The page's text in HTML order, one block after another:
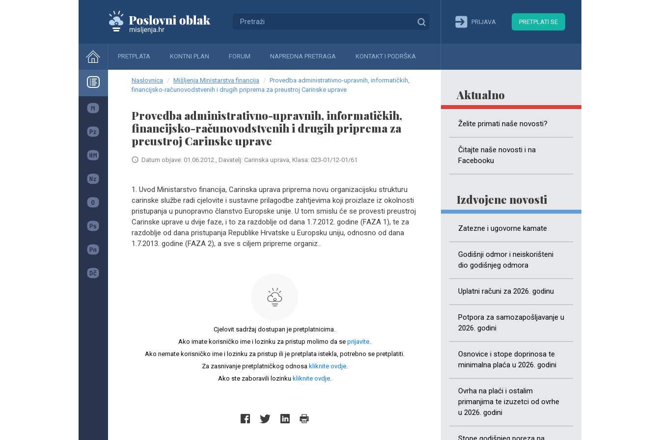
PRIJAVA PRETPLATI SE
PRETPLATA KONTNI PLAN FORUM NAPREDNA PRETRAGA KONTAKT I PODRŠKA
Aktualno
Želite primati naše novosti?
Čitajte naše novosti i na
Facebooku
Izdvojene novosti
Zatezne i ugovorne kamate
Godišnji odmor i neiskorišteni
dio godišnjeg odmora
Uplatni računi za 2026. godinu
Potpora za samozapošljavanje u
2026. godini
Osnovice i stope doprinosa te
minimalna plaća u 2026. godini
Ovrha na plaći i ostalim
primanjima te izuzetci od ovrhe
u 2026. godini
Naslovnica Mišljenja Ministarstva financija
Provedba administrativno-upravnih, informatičkih,
financijsko-računovodstvenih i drugih priprema za preustroj Carinske uprave
Provedba administrativno-upravnih, informatičkih,
financijsko-računovodstvenih i drugih priprema za
preustroj Carinske uprave
Datum objave: 01.06.2012., Davatelj: Carinska uprava, Klasa: 023-01/12-01/61
1. Uvod Ministarstvo financija, Carinska uprava priprema novu organizacijsku strukturu
carinske službe radi cjelovite i sustavne prilagodbe zahtjevima koji proizlaze iz okolnosti
pristupanja u punopravno članstvo Europske unije. U tom smislu će se provesti preustroj
Carinske uprave u dvije faze, i to za razdoblje od dana 1.7.2012. godine (FAZA 1), te za
razdoblje od dana pristupanja Republike Hrvatske u Europsku uniju, odnosno od dana
1.7.2013. godine (FAZA 2), a sve s ciljem pripreme organiz..
Cjelovit sadržaj dostupan je pretplatnicima.
Ako imate korisničko ime i lozinku za pristup molimo da se prijavite.
Ako nemate korisničko ime i lozinku za pristup ili je pretplata istekla, potrebno se pretplatiti.
Za zasnivanje pretplatničkog odnosa kliknite ovdje.
Ako ste zaboravili lozinku kliknite ovdje.